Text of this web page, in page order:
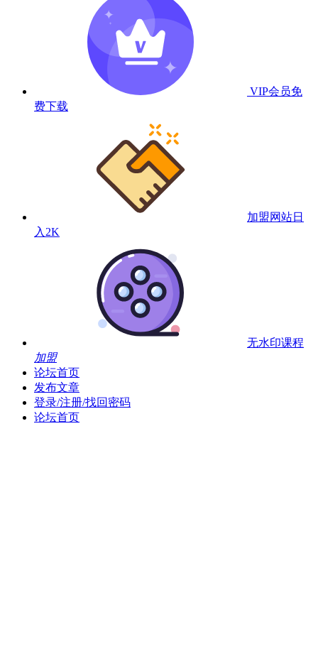
VIP会员免
费下载
加盟网站日
入2K
无水印课程
加盟
论坛首页
发布文章
登录/注册/找回密码
论坛首页